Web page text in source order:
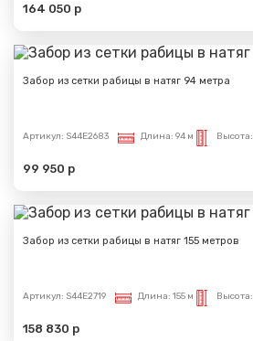
164 050 р
Забор из сетки рабицы в натяг 94 метра
Артикул: S44E2683 Длина: 94 м Высота:
99 950 р
Забор из сетки рабицы в натяг 155 метров
Артикул: S44E2719 Длина: 155 м Высота:
158 830 р